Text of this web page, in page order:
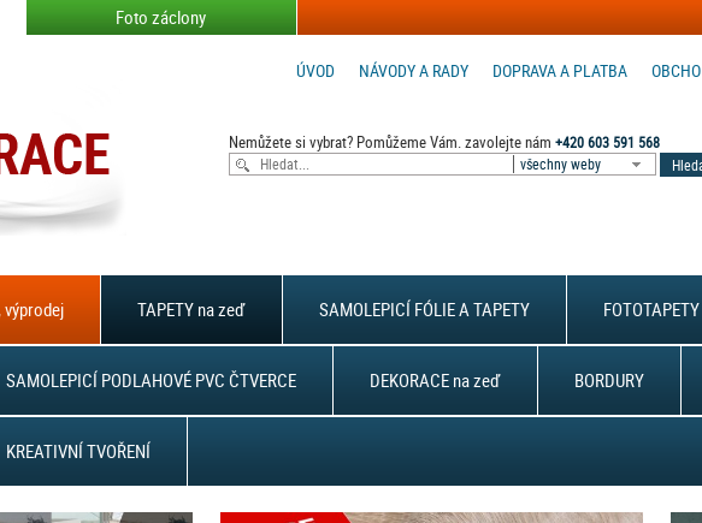
Foto záclony
DOPRAVA A PLATBA
NÁVODY A RADY
ÚVOD
Nemůžete si vybrat? Pomůžeme Vám. zavolejte nám+420 603 591 568
všechny weby
výprodej TAPETY na zeď SAMOLEPICÍ FÓLIE A TAPETY
SAMOLEPICÍ PODLAHOVÉ PVC ČTVERCE DEKORACE na zeď BORDURY
KREATIVNÍ TVOŘENÍ